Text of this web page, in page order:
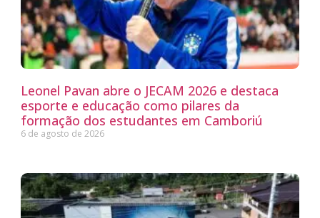
Leonel Pavan abre o JECAM 2026 e destaca
esporte e educação como pilares da
formação dos estudantes em Camboriú
6 de agosto de 2026